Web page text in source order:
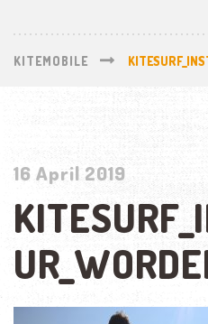
KITEMOBILE
16 April 2019